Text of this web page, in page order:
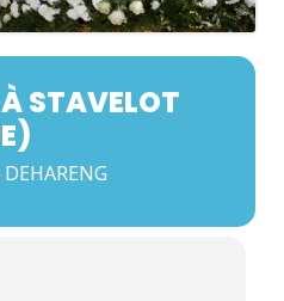
STAVELOT